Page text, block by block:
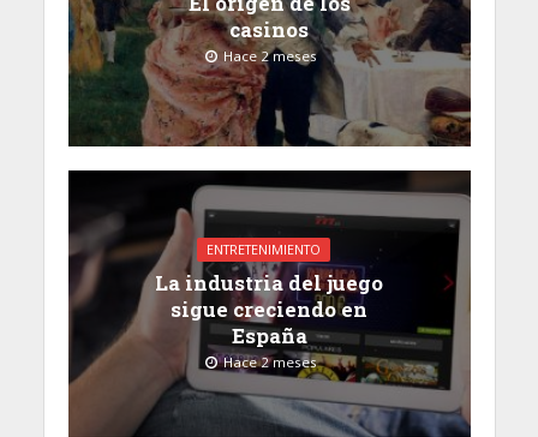
casinos
Hace 2 meses
ENTRETENIMIENTO
La industria del juego
sigue creciendo en
España
Hace 2 meses